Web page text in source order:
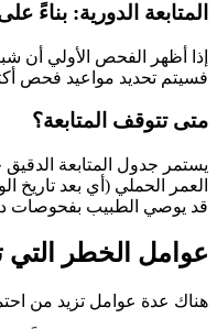
المتابعة الدورية: بناءً
إذا أظهر الفحص الأولي أن
فسيتم تحديد مواعيد فحص
متى تتوقف المتابعة؟
العمر الحملي (أي بعد تاريخ
قد يوصي الطبيب بفحوصات
عوامل الخطر التي
هناك عدة عوامل تزيد من